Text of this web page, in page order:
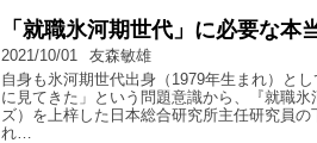
「就職氷河期世代」に必要な本
2021/10/01
友森敏雄
自身も氷河期世代出身（1979年生まれ）と
に見てきた」という問題意識から、『就職
ズ）を上梓した日本総合研究所主任研究員
れ…